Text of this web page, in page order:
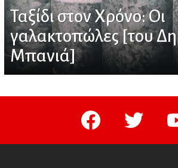
Ταξίδι στον Χρόνο: Οι
γαλακτοπώλες [του
Μπανιά]
facebook twitter